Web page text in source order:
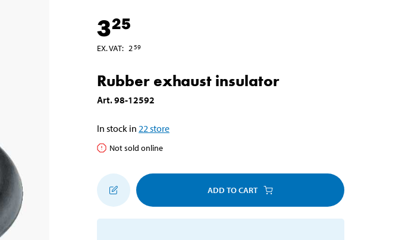
325
EX. VAT: 259
Rubber exhaust insulator
Art.98-12592
In stock in 22 store
Not sold online
ADD TO CART